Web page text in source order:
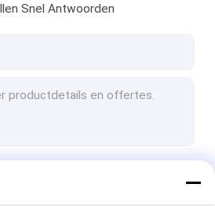
Snel Antwoorden